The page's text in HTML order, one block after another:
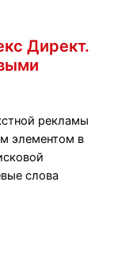
Директ.
рекламы
элементом в
слова